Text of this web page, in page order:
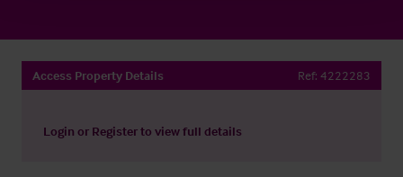
Access Property Details Ref: 4222283
Login or Registerto view full details